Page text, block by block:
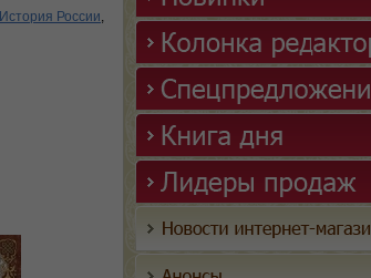
История России,